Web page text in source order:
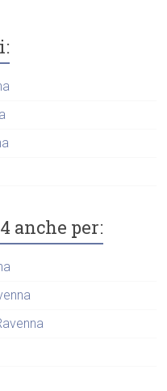
anche per: